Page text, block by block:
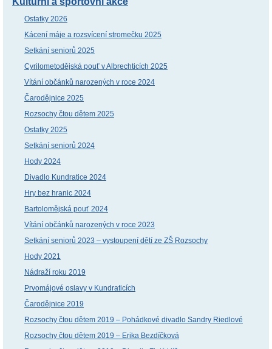
Ostatky 2026
Kácení máje a rozsvícení stromečku 2025
Setkání seniorů 2025
Cyrilometodějská pouť v Albrechticích 2025
Vítání občánků narozených v roce 2024
Čarodějnice 2025
Rozsochy čtou dětem 2025
Ostatky 2025
Setkání seniorů 2024
Hody 2024
Divadlo Kundratice 2024
Hry bez hranic 2024
Bartolomějská pouť 2024
Vítání občánků narozených v roce 2023
Setkání seniorů 2023 – vystoupení dětí ze ZŠ Rozsochy
Hody 2021
Nádraží roku 2019
Prvomájové oslavy v Kundraticích
Čarodějnice 2019
Rozsochy čtou dětem 2019 – Pohádkové divadlo Sandry Riedlové
Rozsochy čtou dětem 2019 – Erika Bezdíčková